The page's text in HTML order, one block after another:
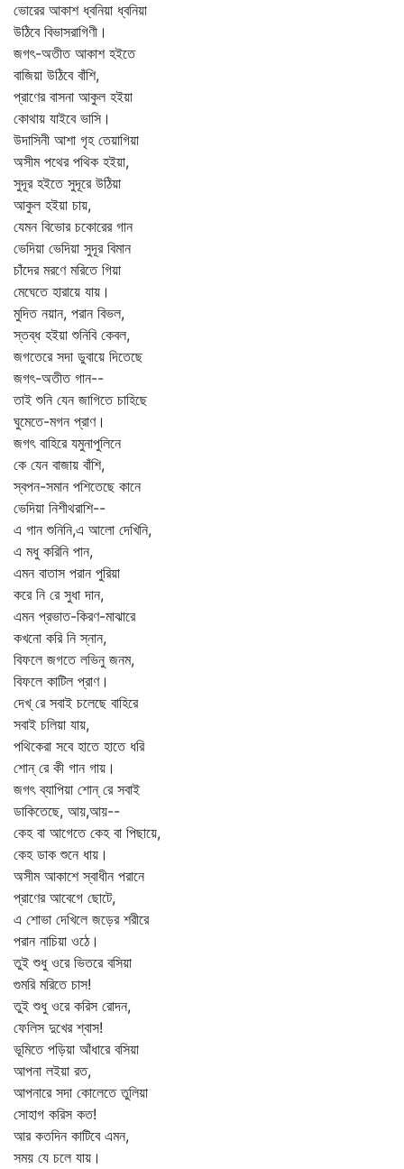
ভোরের আকাশ ধ্বনিয়া ধ্বনিয়া
উঠিবে বিভাসরাগিণী।
জগৎ-অতীত আকাশ হইতে
বাজিয়া উঠিবে বাঁশি,
প্রাণের বাসনা আকুল হইয়া
কোথায় যাইবে ভাসি।
উদাসিনী আশা গৃহ তেয়াগিয়া
অসীম পথের পথিক হইয়া,
সুদূর হইতে সুদূরে উঠিয়া
আকুল হইয়া চায়,
যেমন বিভোর চকোরের গান
ভেদিয়া ভেদিয়া সুদূর বিমান
চাঁদের মরণে মরিতে গিয়া
মেঘেতে হারায়ে যায়।
মুদিত নয়ান, পরান বিভল,
স্তব্ধ হইয়া শুনিবি কেবল,
জগতেরে সদা ডুবায়ে দিতেছে
জগৎ-অতীত গান--
তাই শুনি যেন জাগিতে চাহিছে
ঘুমেতে-মগন প্রাণ।
জগৎ বাহিরে যমুনাপুলিনে
কে যেন বাজায় বাঁশি,
স্বপন-সমান পশিতেছে কানে
ভেদিয়া নিশীথরাশি--
এ গান শুনিনি,এ আলো দেখিনি,
এ মধু করিনি পান,
এমন বাতাস পরান পুরিয়া
করে নি রে সুধা দান,
এমন প্রভাত-কিরণ-মাঝারে
কখনো করি নি স্নান,
বিফলে জগতে লভিনু জনম,
বিফলে কাটিল প্রাণ।
দেখ্‌ রে সবাই চলেছে বাহিরে
সবাই চলিয়া যায়,
পথিকেরা সবে হাতে হাতে ধরি
শোন্‌ রে কী গান গায়।
জগৎ ব্যাপিয়া শোন্‌ রে সবাই
ডাকিতেছে, আয়,আয়--
কেহ বা আগেতে কেহ বা পিছায়ে,
কেহ ডাক শুনে ধায়।
অসীম আকাশে স্বাধীন পরানে
প্রাণের আবেগে ছোটে,
এ শোভা দেখিলে জড়ের শরীরে
পরান নাচিয়া ওঠে।
তুই শুধু ওরে ভিতরে বসিয়া
গুমরি মরিতে চাস!
তুই শুধু ওরে করিস রোদন,
ফেলিস দুখের শ্বাস!
ভূমিতে পড়িয়া আঁধারে বসিয়া
আপনা লইয়া রত,
আপনারে সদা কোলেতে তুলিয়া
সোহাগ করিস কত!
আর কতদিন কাটিবে এমন,
সময় যে চলে যায়।